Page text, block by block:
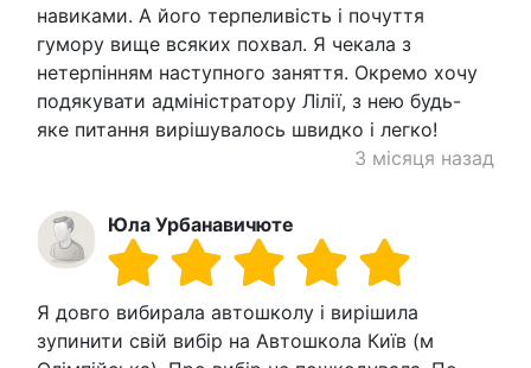
навиками. А його терпеливість і почуття
гумору вище всяких похвал. Я чекала з
нетерпінням наступного заняття. Окремо хочу
подякувати адміністратору Лілії, з нею будь-
яке питання вирішувалось швидко і легко!
3 місяця назад
Юла Урбанавичюте
Я довго вибирала автошколу і вирішила
зупинити свій вибір на Автошкола Київ (м